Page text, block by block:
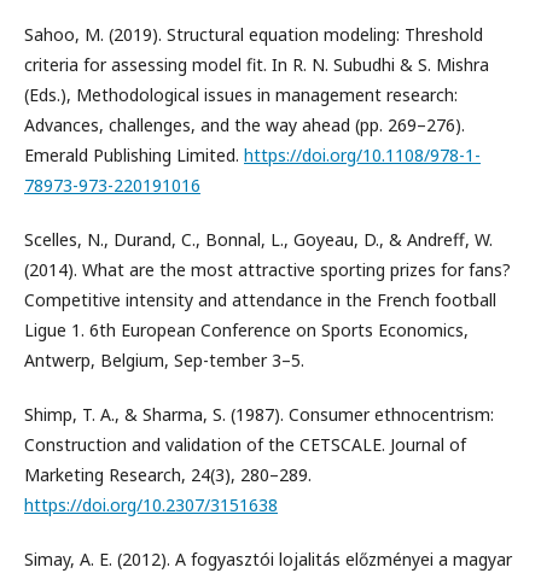
Sahoo, M. (2019). Structural equation modeling: Threshold
criteria for assessing model fit. In R. N. Subudhi & S. Mishra
(Eds.), Methodological issues in management research:
Advances, challenges, and the way ahead (pp. 269–276).
Emerald Publishing Limited. https://doi.org/10.1108/978-1-
78973-973-220191016
Scelles, N., Durand, C., Bonnal, L., Goyeau, D., & Andreff, W.
(2014). What are the most attractive sporting prizes for fans?
Competitive intensity and attendance in the French football
Ligue 1. 6th European Conference on Sports Economics,
Antwerp, Belgium, Sep-tember 3–5.
Shimp, T. A., & Sharma, S. (1987). Consumer ethnocentrism:
Construction and validation of the CETSCALE. Journal of
Marketing Research, 24(3), 280–289.
https://doi.org/10.2307/3151638
Simay, A. E. (2012). A fogyasztói lojalitás előzményei a magyar